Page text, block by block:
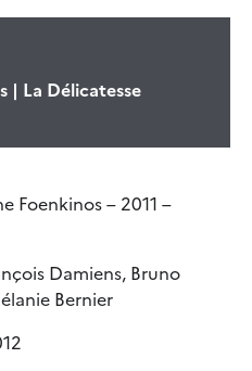
| La Délicatesse
Foenkinos – 2011 –
Damiens, Bruno
Bernier